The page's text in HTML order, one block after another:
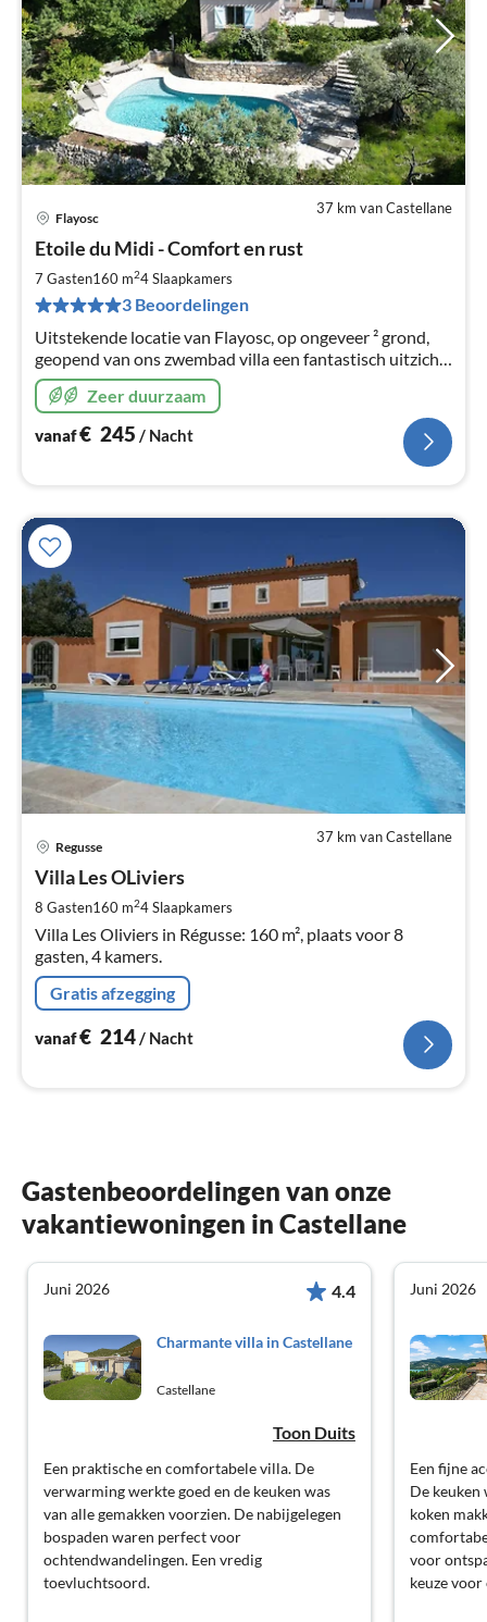
37 km van Castellane
Flayosc
Etoile du Midi - Comfort en rust
7 Gasten160 m24Slaapkamers
3 Beoordelingen
Uitstekende locatie van Flayosc, op ongeveer ² grond,
geopend van ons zwembad villa een fantastisch uitzicht
op het Massif des Maures.
Zeer duurzaam
vanaf€ 245 / Nacht
37 km van Castellane
Regusse
Villa Les OLiviers
8 Gasten160 m24Slaapkamers
Villa Les Oliviers in Régusse: 160 m², plaats voor 8
gasten, 4 kamers.
Gratis afzegging
vanaf€ 214/ Nacht
Gastenbeoordelingen van onze
vakantiewoningen in Castellane
Juni 2026 4.4
Charmante villa in Castellane
Castellane
Toon Duits
Een praktische en comfortabele villa. De
verwarming werkte goed en de keuken was
van alle gemakken voorzien. De nabijgelegen
bospaden waren perfect voor
ochtendwandelingen. Een vredig
toevluchtsoord.
Juni 2026
Een fijne
De keuken
koken
voor
keuze voor